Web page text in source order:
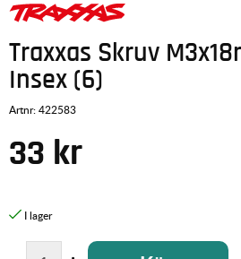
Traxxas Skruv
Insex (6)
Artnr:422583
33 kr